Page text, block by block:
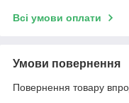
Всі умови оплати
Умови повернення
Повернення товару